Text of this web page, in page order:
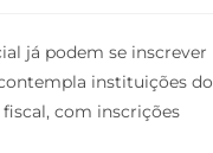
já podem se inscrever
instituições do
com inscrições